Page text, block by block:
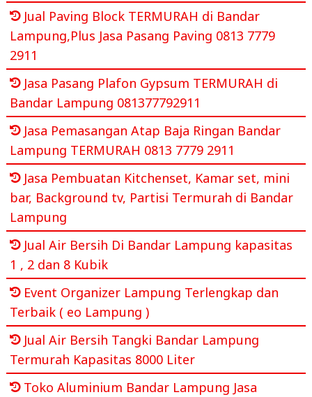
Jual Paving Block TERMURAH di Bandar
Lampung,Plus Jasa Pasang Paving 0813 7779
2911
Jasa Pasang Plafon Gypsum TERMURAH di
Bandar Lampung 081377792911
Jasa Pemasangan Atap Baja Ringan Bandar
Lampung TERMURAH 0813 7779 2911
Jasa Pembuatan Kitchenset, Kamar set, mini
bar, Background tv, Partisi Termurah di Bandar
Lampung
Jual Air Bersih Di Bandar Lampung kapasitas
1 , 2 dan 8 Kubik
Event Organizer Lampung Terlengkap dan
Terbaik ( eo Lampung )
Jual Air Bersih Tangki Bandar Lampung
Termurah Kapasitas 8000 Liter
Toko Aluminium Bandar Lampung Jasa